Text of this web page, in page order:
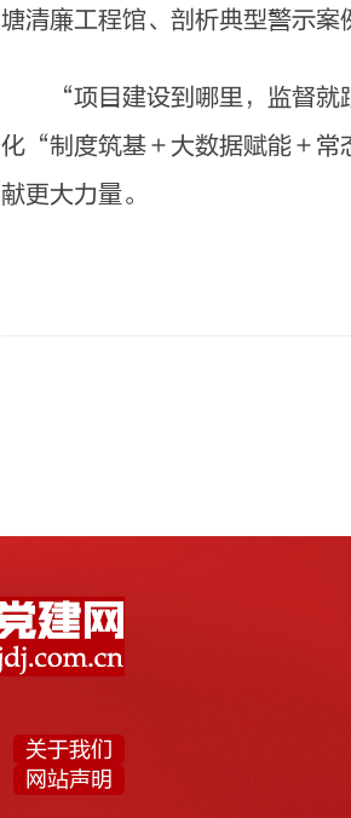
塘清廉工程馆、剖析典型警示案
“项目建设到哪里，监督就跟
化“制度筑基＋大数据赋能＋常
献更大力量。
关于我们
网站声明